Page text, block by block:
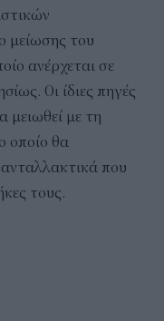
μείωσης του
ανέρχεται σε
Οι ίδιες πηγές
μειωθεί με τη
οποίο θα
που
τους.